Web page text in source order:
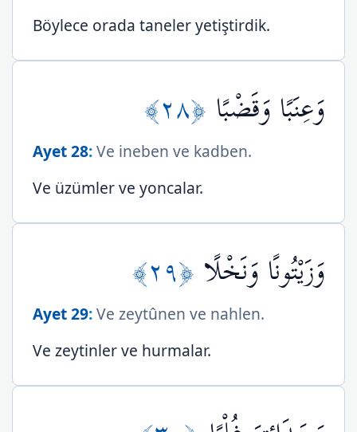
Böylece orada taneler yetiştirdik.
وَعِنَبًا وَقَضْبًا ﴿٢٨﴾
Ayet 28:Ve ineben ve kadben.
Ve üzümler ve yoncalar.
وَزَيْتُونًا وَنَخْلًا ﴿٢٩﴾
Ayet 29:Ve zeytûnen ve nahlen.
Ve zeytinler ve hurmalar.